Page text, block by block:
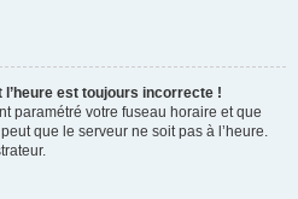
l’heure est toujours incorrecte !
paramétré votre fuseau horaire et que
que le serveur ne soit pas à l’heure.